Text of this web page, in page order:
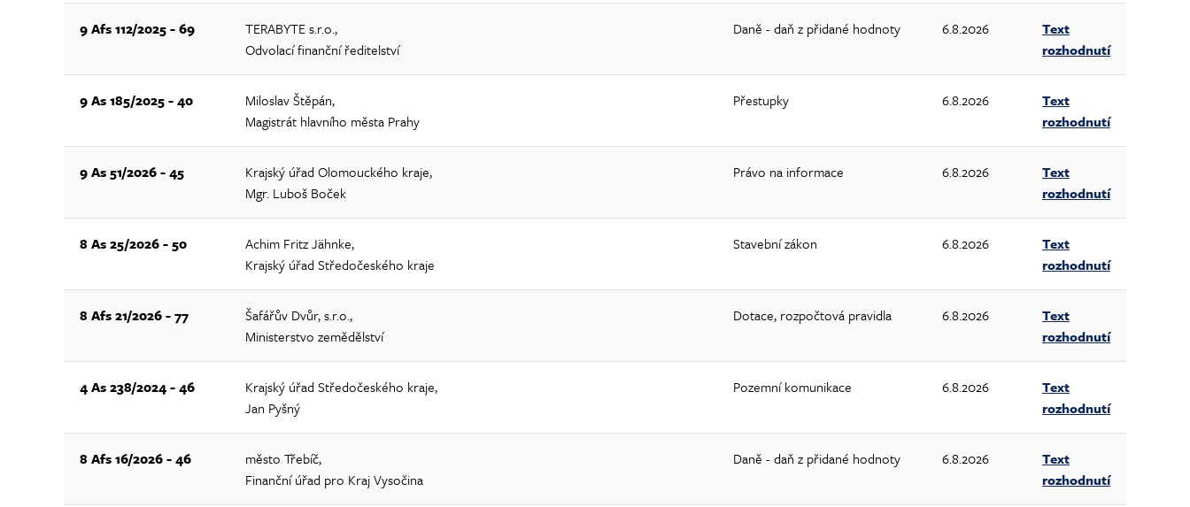
9 Afs 112/2025 - 69
TERABYTE s.r.o.,
Odvolací finanční ředitelství
Daně - daň z přidané hodnoty 6.8.2026
Text
rozhodnutí
9 As 185/2025 - 40
Miloslav Štěpán,
Magistrát hlavního města Prahy
Přestupky 6.8.2026
Text
rozhodnutí
9 As 51/2026 - 45
Krajský úřad Olomouckého kraje,
Mgr. Luboš Boček
Právo na informace 6.8.2026
Text
rozhodnutí
8 As 25/2026 - 50
Achim Fritz Jähnke,
Krajský úřad Středočeského kraje
Stavební zákon 6.8.2026
Text
rozhodnutí
8 Afs 21/2026 - 77
Šafářův Dvůr, s.r.o.,
Ministerstvo zemědělství
Dotace, rozpočtová pravidla 6.8.2026
Text
rozhodnutí
4 As 238/2024 - 46
Krajský úřad Středočeského kraje,
Jan Pyšný
Pozemní komunikace 6.8.2026
Text
rozhodnutí
8 Afs 16/2026 - 46
město Třebíč,
Finanční úřad pro Kraj Vysočina
Daně - daň z přidané hodnoty 6.8.2026
Text
rozhodnutí